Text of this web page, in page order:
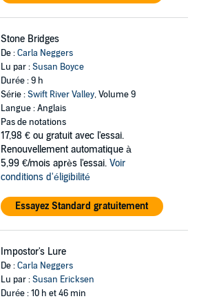
Stone Bridges
De :Carla Neggers
Lu par :Susan Boyce
Durée : 9 h
Série :Swift River Valley, Volume 9
Langue : Anglais
Pas de notations
17,98 € ou gratuit avec l'essai.
Renouvellement automatique à
5,99 €/mois après l'essai. Voir
conditions d'éligibilité
Essayez Standard gratuitement
Impostor's Lure
De :Carla Neggers
Lu par :Susan Ericksen
Durée : 10 h et 46 min